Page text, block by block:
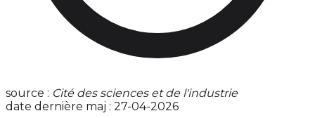
source : Cité des sciences et de l'industrie
date dernière maj : 27-04-2026